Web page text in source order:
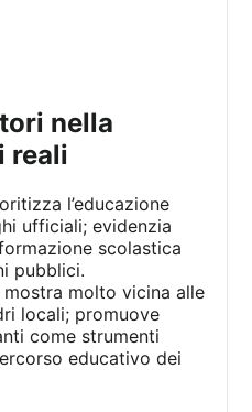
reali
l’educazione
ufficiali; evidenzia
scolastica
pubblici.
mostra molto vicina alle
locali; promuove
come strumenti
educativo dei